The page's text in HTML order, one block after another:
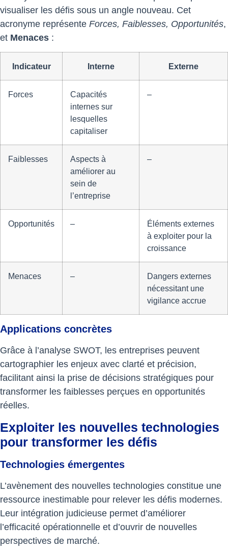
visualiser les défis sous un angle nouveau. Cet
acronyme représente Forces, Faiblesses, Opportunités,
et Menaces :
Indicateur Interne Externe
Forces
Capacités
internes sur
lesquelles
capitaliser
–
Faiblesses
Aspects à
améliorer au
sein de
l’entreprise
–
Opportunités –
Éléments externes
à exploiter pour la
croissance
Menaces –
Dangers externes
nécessitant une
vigilance accrue
Applications concrètes
Grâce à l’analyse SWOT, les entreprises peuvent
cartographier les enjeux avec clarté et précision,
facilitant ainsi la prise de décisions stratégiques pour
transformer les faiblesses perçues en opportunités
réelles.
Exploiter les nouvelles technologies
pour transformer les défis
Technologies émergentes
L’avènement des nouvelles technologies constitue une
ressource inestimable pour relever les défis modernes.
Leur intégration judicieuse permet d’améliorer
l’efficacité opérationnelle et d’ouvrir de nouvelles
perspectives de marché.